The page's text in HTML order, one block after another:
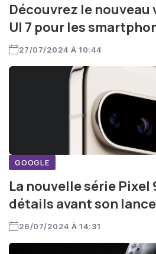
Découvrez le nouveau
UI 7 pour les
27/07/2024 À 10:44
GOOGLE
La nouvelle série Pixel
détails avant son
26/07/2024 À 14:31